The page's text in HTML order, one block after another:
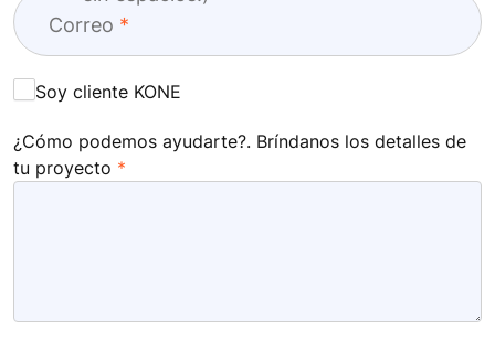
Correo
Soy cliente KONE
¿Cómo podemos ayudarte?. Bríndanos los detalles de
tu proyecto